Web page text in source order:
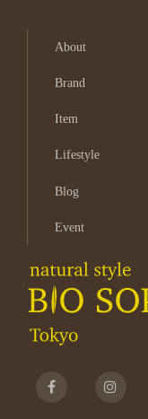
About
Brand
Item
Lifestyle
Blog
Event